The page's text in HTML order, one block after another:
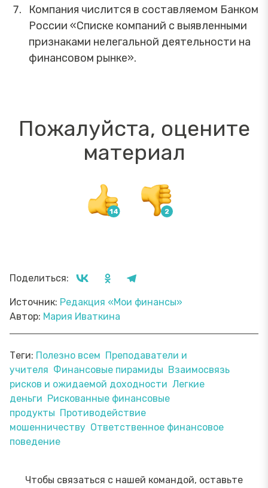
Компания числится в составляемом Банком
России «Списке компаний с выявленными
признаками нелегальной деятельности на
финансовом рынке».
Пожалуйста, оцените
материал
Поделиться:
Источник: Редакция «Мои финансы»
Автор: Мария Иваткина
Теги: Полезно всем Преподаватели и
учителя Финансовые пирамиды Взаимосвязь
рисков и ожидаемой доходности Легкие
деньги Рискованные финансовые
продукты Противодействие
мошенничеству Ответственное финансовое
поведение
Чтобы связаться с нашей командой, оставьте